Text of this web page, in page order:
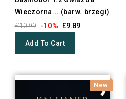
Wieczorna... (barw. brzegi)
£10.99 -10% £9.89
Add To Cart
New